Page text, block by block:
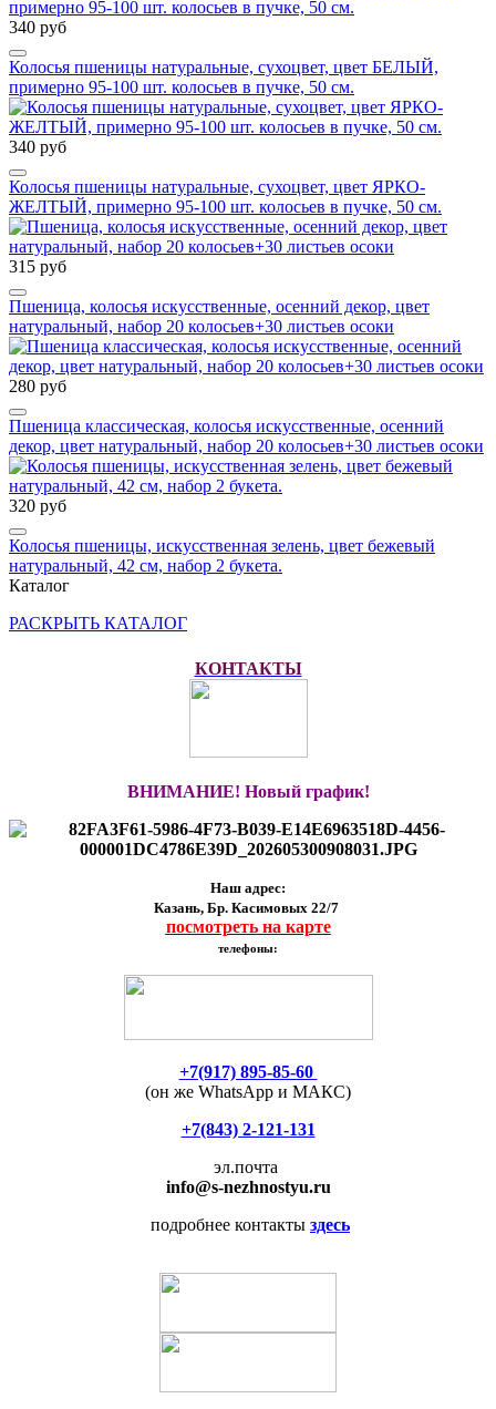
340 руб
Колосья пшеницы натуральные, сухоцвет, цвет БЕЛЫЙ,
примерно 95-100 шт. колосьев в пучке, 50 см.
340 руб
Колосья пшеницы натуральные, сухоцвет, цвет ЯРКО-
ЖЕЛТЫЙ, примерно 95-100 шт. колосьев в пучке, 50 см.
315 руб
Пшеница, колосья искусственные, осенний декор, цвет
натуральный, набор 20 колосьев+30 листьев осоки
280 руб
Пшеница классическая, колосья искусственные, осенний
декор, цвет натуральный, набор 20 колосьев+30 листьев осоки
320 руб
Колосья пшеницы, искусственная зелень, цвет бежевый
натуральный, 42 см, набор 2 букета.
Каталог
РАСКРЫТЬ КАТАЛОГ
КОНТАКТЫ
ВНИМАНИЕ! Новый график!
Наш адрес:
Казань, Бр. Касимовых 22/7
посмотреть на карте
телефоны:
+7(917) 895-85-60
(он же WhatsApp и МАКС)
+7(843) 2-121-131
эл.почта
info@s-nezhnostyu.ru
подробнее контакты здесь